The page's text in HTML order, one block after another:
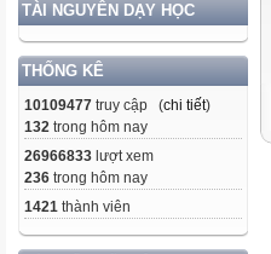
TÀI NGUYÊN DẠY HỌC
THỐNG KÊ
10109477 truy cập (chi tiết)
132 trong hôm nay
26966833 lượt xem
236 trong hôm nay
1421 thành viên